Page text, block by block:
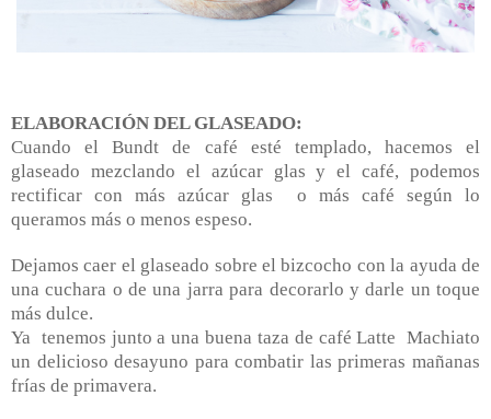
ELABORACIÓN DEL GLASEADO:
Cuando el Bundt de café esté templado, hacemos el
glaseado mezclando el azúcar glas y el café, podemos
rectificar con más azúcar glas o más café según lo
queramos más o menos espeso.
Dejamos caer el glaseado sobre el bizcocho con la ayuda de
una cuchara o de una jarra para decorarlo y darle un toque
más dulce.
Ya tenemos junto a una buena taza de café Latte Machiato
un delicioso desayuno para combatir las primeras mañanas
frías de primavera.